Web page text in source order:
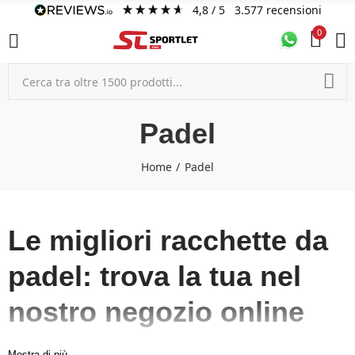
4,8/ 5 3.577 recensioni
0
Padel
Home Padel
Le migliori racchette da
padel: trova la tua nel
nostro negozio online